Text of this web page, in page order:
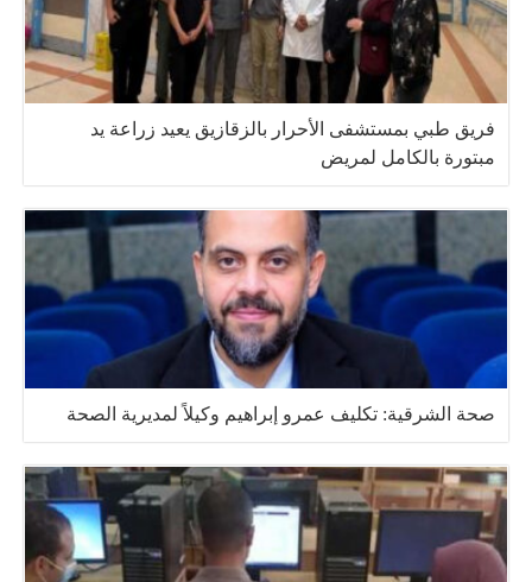
فريق طبي بمستشفى الأحرار بالزقازيق يعيد زراعة يد
مبتورة بالكامل لمريض
صحة الشرقية: تكليف عمرو إبراهيم وكيلاً لمديرية الصحة